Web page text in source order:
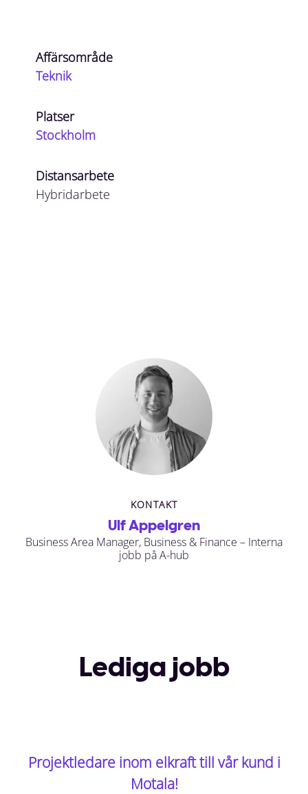
Affärsområde
Teknik
Platser
Stockholm
Distansarbete
Hybridarbete
KONTAKT
Ulf Appelgren
Business Area Manager, Business & Finance – Interna
jobb på A-hub
Lediga jobb
Projektledare inom elkraft till vår kund i
Motala!